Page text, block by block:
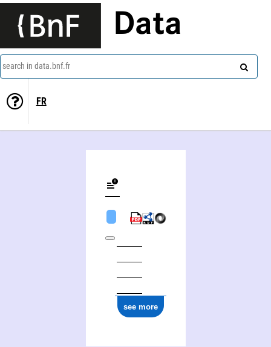
Data
search in data.bnf.fr
FR
see more